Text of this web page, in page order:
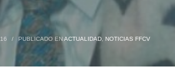
/ PUBLICADO ENACTUALIDAD, NOTICIAS FFCV